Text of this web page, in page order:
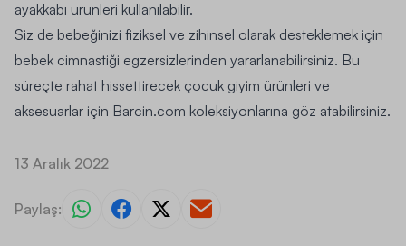
ayakkabı ürünleri kullanılabilir.
Siz de bebeğinizi fiziksel ve zihinsel olarak desteklemek için
bebek cimnastiği egzersizlerinden yararlanabilirsiniz. Bu
süreçte rahat hissettirecek çocuk giyim ürünleri ve
aksesuarlar için Barcin.com koleksiyonlarına göz atabilirsiniz.
13 Aralık 2022
Paylaş: